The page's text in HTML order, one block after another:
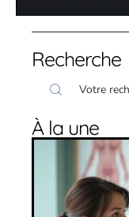
Recherche
À la une